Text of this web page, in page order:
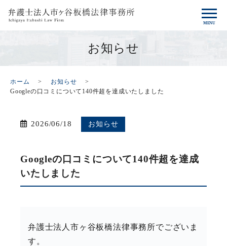
お知らせ
ホーム
お知らせ
Googleの口コミについて140件超を達成いたしました
2026/06/18 お知らせ
Googleの口コミについて140件超を達成
いたしました
弁護士法人市ヶ谷板橋法律事務所でございま
す。